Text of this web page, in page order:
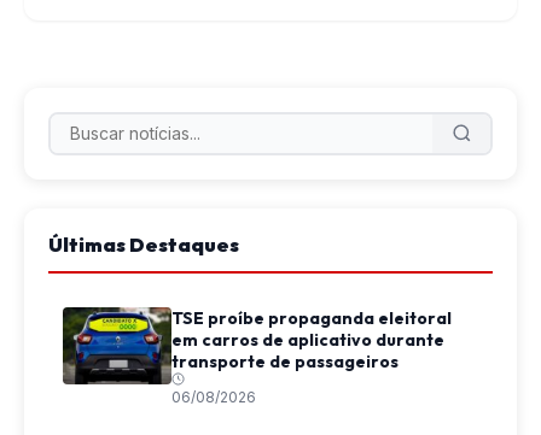
Últimas Destaques
TSE proíbe propaganda eleitoral
em carros de aplicativo durante
transporte de passageiros
06/08/2026